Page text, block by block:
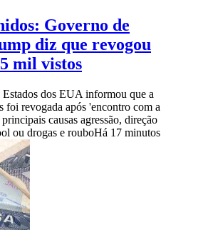
Governo de
diz que revogou
mil vistos
Estados dos EUA informou que a
foi revogada após 'encontro com a
causas agressão, direção
ou drogas e rouboHá 17 minutos